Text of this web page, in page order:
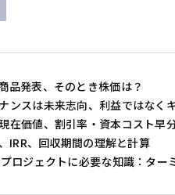
品発表、そのとき株価は？
ンスは未来志向、利益ではなく
在価値、割引率・資本コスト早
IRR、回収期間の理解と計算
ロジェクトに必要な知識：ター